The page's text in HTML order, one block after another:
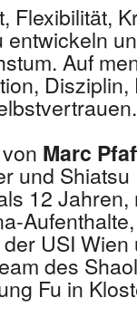
Flexibilität,
Auf
Marc
und
12
USI
des
Fu in